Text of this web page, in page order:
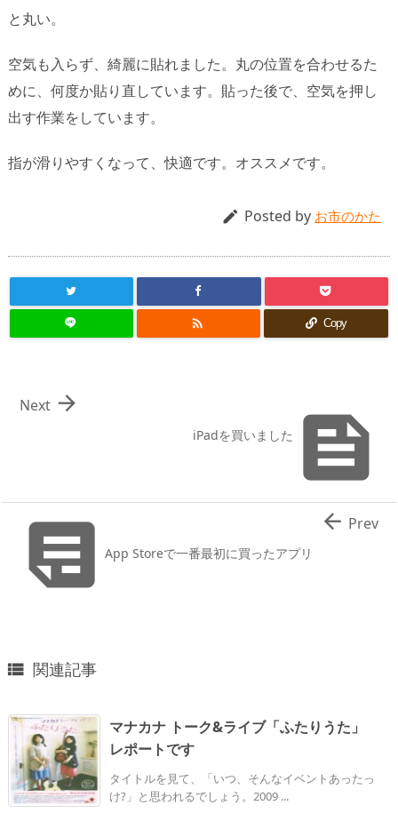
と丸い。
空気も入らず、綺麗に貼れました。丸の位置を合わせるた
めに、何度か貼り直しています。貼った後で、空気を押し
出す作業をしています。
指が滑りやすくなって、快適です。オススメです。
 Posted by お市のかた
 Copy

iPadを買いました

Next
App Storeで一番最初に買ったアプリ
 Prev
 関連記事
マナカナ トーク&ライブ「ふたりうた」
レポートです
タイトルを見て、「いつ、そんなイベントあったっ
け?」と思われるでしょう。2009 ...